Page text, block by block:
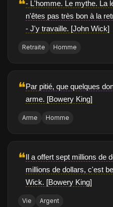
❝- L'homme. Le mythe. La
n'êtes pas très bon à la
- J'y travaille. [John Wick]
Retraite Homme
❝Par pitié, que quelques
arme. [Bowery King]
Arme Homme
❝Il a offert sept millions de
millions de dollars, c'est
Wick. [Bowery King]
Vie Argent